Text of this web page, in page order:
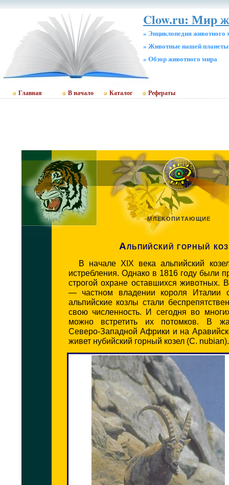
Clow.ru: Мир
» Энциклопедия животного
» Животные нашей планеты
» Обзор животного мира
Главная В начало Каталог Рефераты
МЛЕКОПИТАЮЩИЕ
Альпийский горный
В начале XIX века альпийский
истребления. Однако в 1816 году были
строгой охране оставшихся животных.
— частном владении короля
альпийские козлы стали
свою численность. И сегодня во
можно встретить их потомков. В
Северо-Западной Африки и на
живет нубийский горный козел (С. nubian).